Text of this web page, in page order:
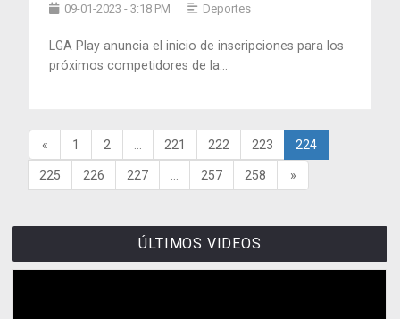
09-01-2023 - 3:18 PM Deportes
LGA Play anuncia el inicio de inscripciones para los
próximos competidores de la...
« 1 2 221 222 223 224
225 226 227 257 258 »
ÚLTIMOS VIDEOS